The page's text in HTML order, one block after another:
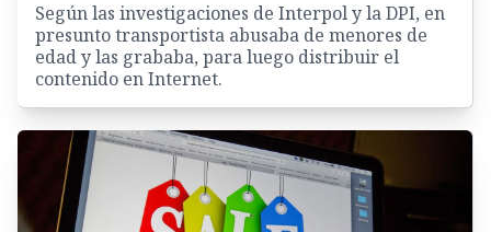
Según las investigaciones de Interpol y la DPI, en
presunto transportista abusaba de menores de
edad y las grababa, para luego distribuir el
contenido en Internet.